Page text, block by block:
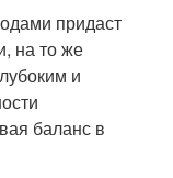
придаст
на то же
и
баланс в